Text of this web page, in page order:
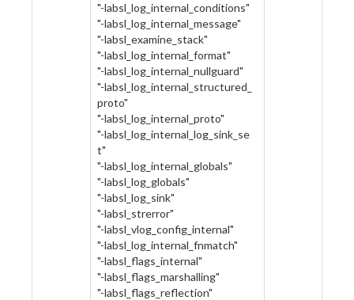
"-labsl_log_internal_conditions"
"-labsl_log_internal_message"
"-labsl_examine_stack"
"-labsl_log_internal_format"
"-labsl_log_internal_nullguard"
"-labsl_log_internal_structured_
proto"
"-labsl_log_internal_proto"
"-labsl_log_internal_log_sink_se
t"
"-labsl_log_internal_globals"
"-labsl_log_globals"
"-labsl_log_sink"
"-labsl_strerror"
"-labsl_vlog_config_internal"
"-labsl_log_internal_fnmatch"
"-labsl_flags_internal"
"-labsl_flags_marshalling"
"-labsl_flags_reflection"